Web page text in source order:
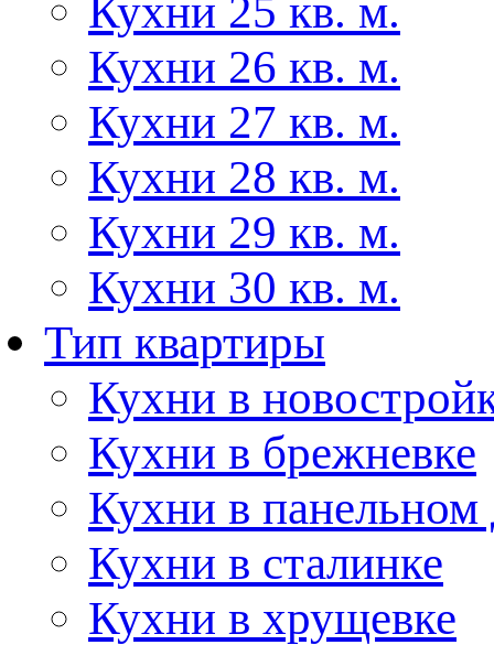
Кухни 25 кв. м.
Кухни 26 кв. м.
Кухни 27 кв. м.
Кухни 28 кв. м.
Кухни 29 кв. м.
Кухни 30 кв. м.
Тип квартиры
Кухни в
Кухни в брежневке
Кухни в панельном
Кухни в сталинке
Кухни в хрущевке